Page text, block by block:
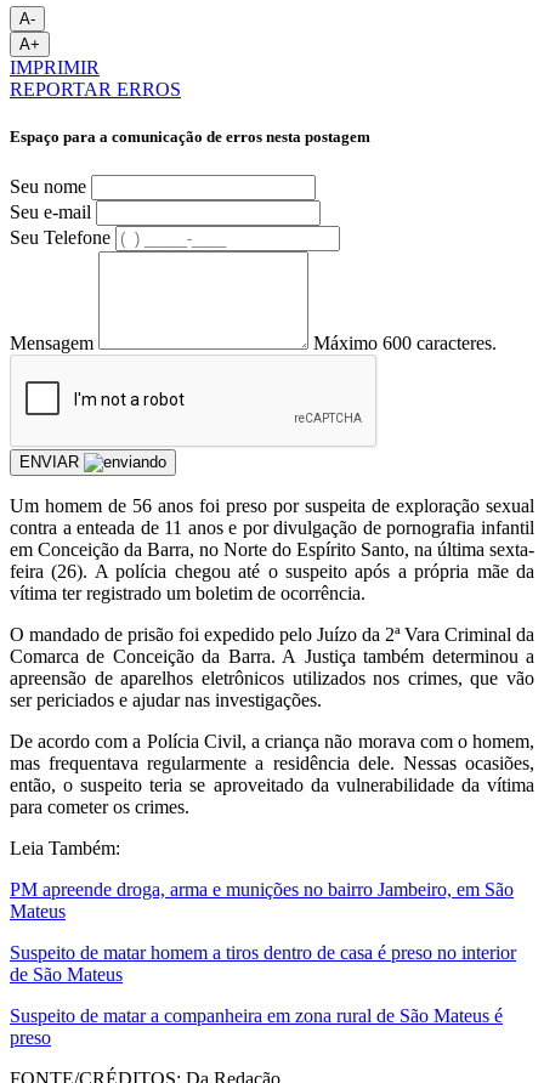
A-
A+
IMPRIMIR
REPORTAR ERROS
Espaço para a comunicação de erros nesta postagem
Seu nome
Seu e-mail
Seu Telefone
Mensagem Máximo 600 caracteres.
ENVIAR
Um homem de 56 anos foi preso por suspeita de exploração sexual
contra a enteada de 11 anos e por divulgação de pornografia infantil
em Conceição da Barra, no Norte do Espírito Santo, na última sexta-
feira (26). A polícia chegou até o suspeito após a própria mãe da
vítima ter registrado um boletim de ocorrência.
O mandado de prisão foi expedido pelo Juízo da 2ª Vara Criminal da
Comarca de Conceição da Barra. A Justiça também determinou a
apreensão de aparelhos eletrônicos utilizados nos crimes, que vão
ser periciados e ajudar nas investigações.
De acordo com a Polícia Civil, a criança não morava com o homem,
mas frequentava regularmente a residência dele. Nessas ocasiões,
então, o suspeito teria se aproveitado da vulnerabilidade da vítima
para cometer os crimes.
Leia Também:
PM apreende droga, arma e munições no bairro Jambeiro, em São
Mateus
Suspeito de matar homem a tiros dentro de casa é preso no interior
de São Mateus
Suspeito de matar a companheira em zona rural de São Mateus é
preso
FONTE/CRÉDITOS: Da Redação